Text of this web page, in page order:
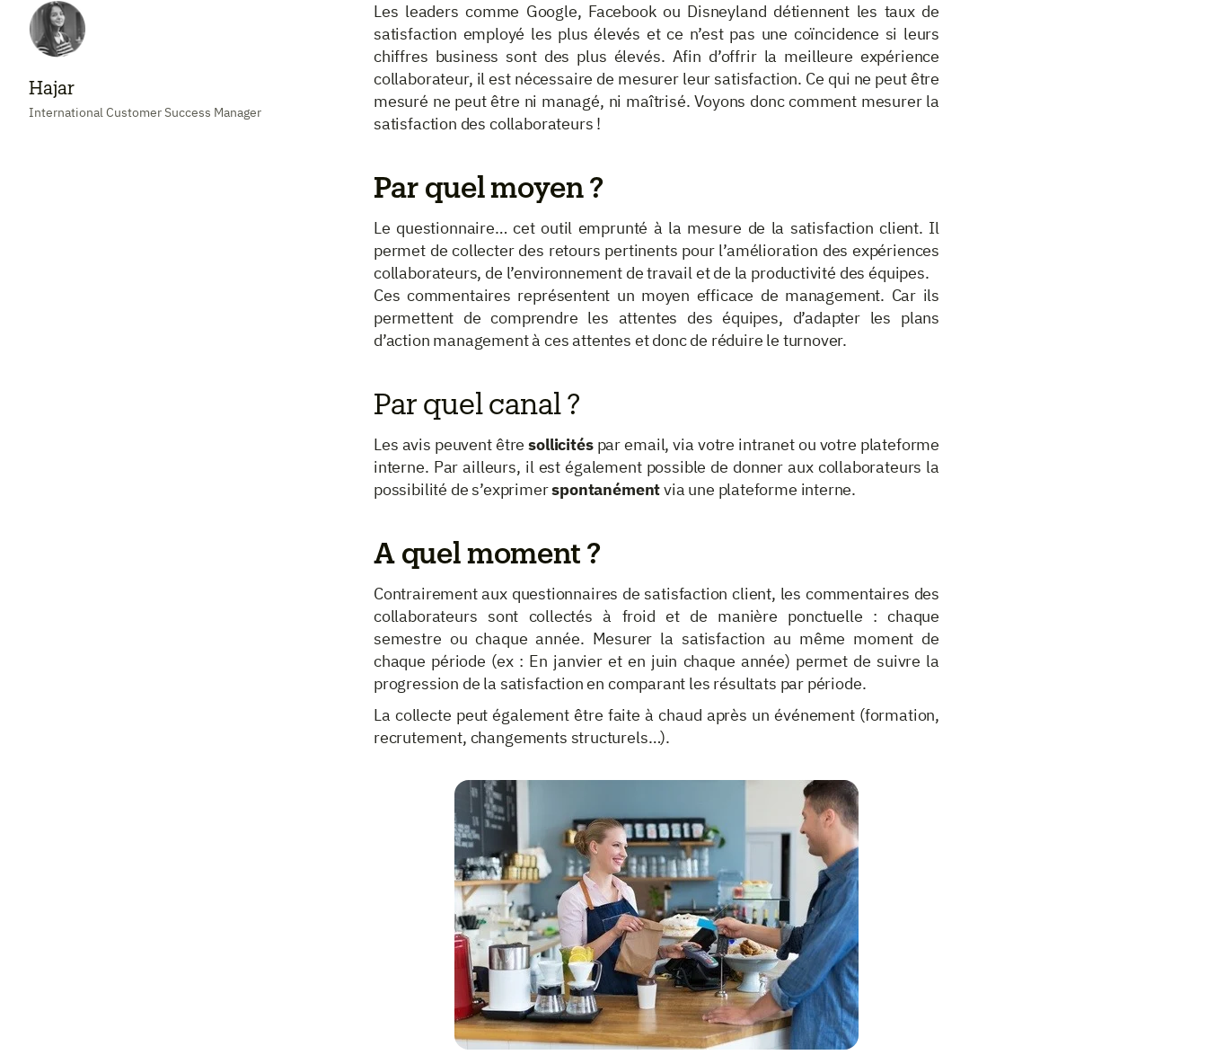
Hajar
International Customer Success Manager
Les leaders comme Google, Facebook ou Disneyland détiennent les taux de
satisfaction employé les plus élevés et ce n’est pas une coïncidence si leurs
chiffres business sont des plus élevés. Afin d’offrir la meilleure expérience
collaborateur, il est nécessaire de mesurer leur satisfaction. Ce qui ne peut être
mesuré ne peut être ni managé, ni maîtrisé. Voyons donc comment mesurer la
satisfaction des collaborateurs !
Par quel moyen ?
Le questionnaire… cet outil emprunté à la mesure de la satisfaction client. Il
permet de collecter des retours pertinents pour l’amélioration des expériences
collaborateurs, de l’environnement de travail et de la productivité des équipes.
Ces commentaires représentent un moyen efficace de management. Car ils
permettent de comprendre les attentes des équipes, d’adapter les plans
d’action management à ces attentes et donc de réduire le turnover.
Par quel canal ?
Les avis peuvent êtresollicitéspar email, via votre intranet ou votre plateforme
interne. Par ailleurs, il est également possible de donner aux collaborateurs la
possibilité de s’exprimerspontanémentvia une plateforme interne.
A quel moment ?
Contrairement aux questionnaires de satisfaction client, les commentaires des
collaborateurs sont collectés à froid et de manière ponctuelle : chaque
semestre ou chaque année. Mesurer la satisfaction au même moment de
chaque période (ex : En janvier et en juin chaque année) permet de suivre la
progression de la satisfaction en comparant les résultats par période.
La collecte peut également être faite à chaud après un événement (formation,
recrutement, changements structurels…).